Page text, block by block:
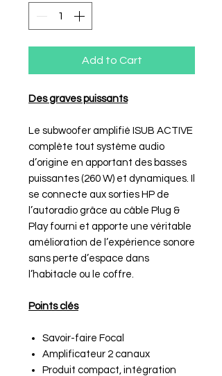
Add to Cart
Des graves puissants
Le subwoofer amplifié ISUB ACTIVE
complète tout système audio
d’origine en apportant des basses
puissantes (260 W) et dynamiques. Il
se connecte aux sorties HP de
l’autoradio grâce au câble Plug &
Play fourni et apporte une véritable
amélioration de l’expérience sonore
sans perte d’espace dans
l’habitacle ou le coffre.
Points clés
Savoir-faire Focal
Amplificateur 2 canaux
Produit compact, intégration